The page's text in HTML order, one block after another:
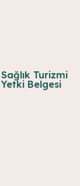
Sağlık Turizmi
Yetki Belgesi